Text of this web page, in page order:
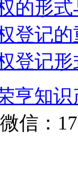
的形
登记
登记
亨知
信：